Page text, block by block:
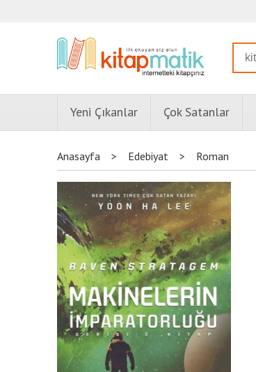
Yeni Çıkanlar Çok Satanlar
Anasayfa > Edebiyat > Roman